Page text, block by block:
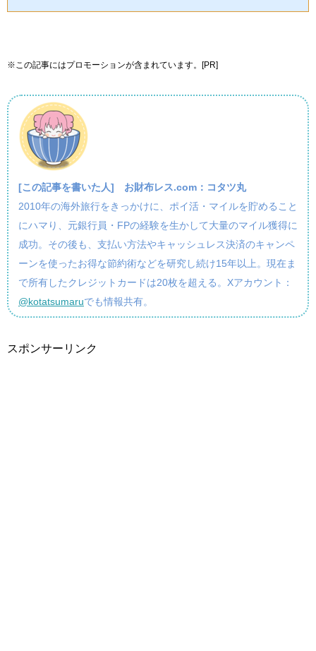
※この記事にはプロモーションが含まれています。[PR]
[この記事を書いた人] お財布レス.com：コタツ丸
2010年の海外旅行をきっかけに、ポイ活・マイルを貯めること
にハマり、元銀行員・FPの経験を生かして大量のマイル獲得に
成功。その後も、支払い方法やキャッシュレス決済のキャンペ
ーンを使ったお得な節約術などを研究し続け15年以上。現在ま
で所有したクレジットカードは20枚を超える。Xアカウント：
@kotatsumaruでも情報共有。
スポンサーリンク